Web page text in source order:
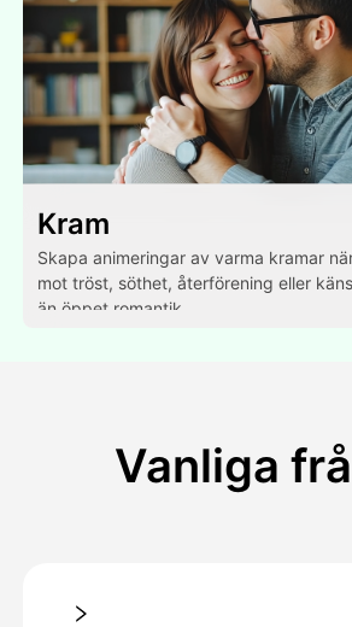
Kram
Skapa animeringar av varma kramar
mot tröst, söthet, återförening eller
än öppet romantik.
Vanliga